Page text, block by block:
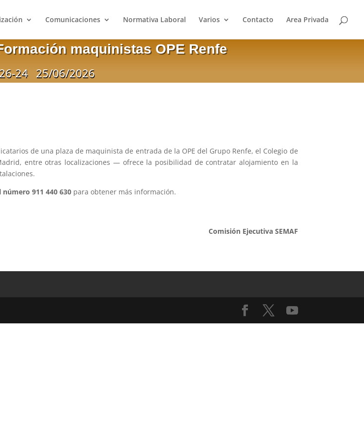
Comunicaciones Normativa Laboral Varios Contacto Area Privada
maquinistas OPE Renfe
24 25/06/2026
de una plaza de maquinista de entrada de la OPE del Grupo Renfe, el Colegio de
entre otras localizaciones — ofrece la posibilidad de contratar alojamiento en la
número 911 440 630 para obtener más información.
Comisión Ejecutiva SEMAF